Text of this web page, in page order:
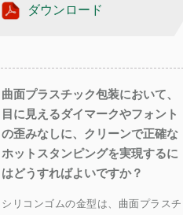
ダウンロード
曲面プラスチック包装において、
目に見えるダイマークやフォント
の歪みなしに、クリーンで正確な
ホットスタンピングを実現するに
はどうすればよいですか？
シリコンゴムの金型は、曲面プラスチ